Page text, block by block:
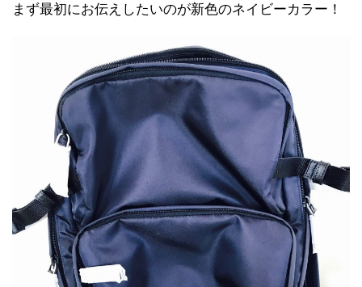
まず最初にお伝えしたいのが新色のネイビーカラー！